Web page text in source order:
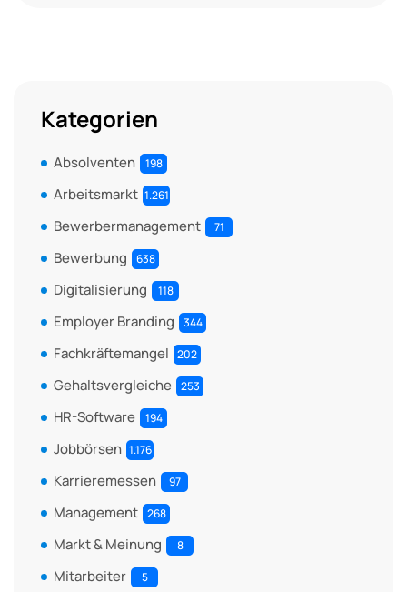
Kategorien
Absolventen 198
Arbeitsmarkt 1.261
Bewerbermanagement 71
Bewerbung 638
Digitalisierung 118
Employer Branding 344
Fachkräftemangel 202
Gehaltsvergleiche 253
HR-Software 194
Jobbörsen 1.176
Karrieremessen 97
Management 268
Markt & Meinung 8
Mitarbeiter 5